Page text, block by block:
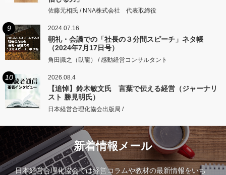
佐藤元相氏 / NNA株式会社 代表取締役
9 2024.07.16
朝礼・会議での「社長の３分間スピーチ」ネタ帳
（2024年7月17日号）
角田識之（臥龍） / 感動経営コンサルタント
10 2026.08.4
【追悼】鈴木敏文氏 言葉で伝える経営（ジャーナリ
スト 勝見明氏）
日本経営合理化協会出版局 /
新着情報メール
日本経営合理化協会では経営コラムや教材の最新情報をいち